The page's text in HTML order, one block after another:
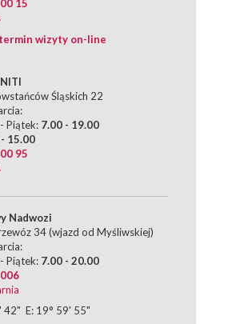
15
wizyty on-line
Śląskich 22
Piątek: 7.00 - 19.00
15.00
95
Nadwozi
34 (wjazd od Myśliwskiej)
Piątek: 7.00 - 20.00
42" E: 19° 59' 55"